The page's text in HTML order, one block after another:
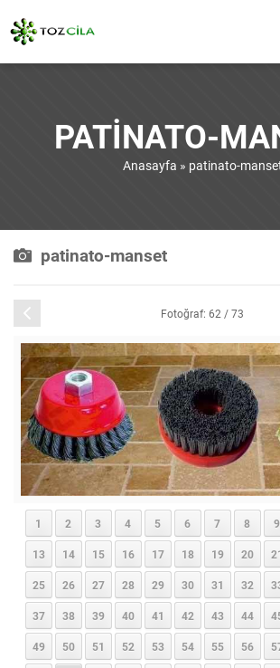
PATINATO-
Anasayfa » patinato-
patinato-manset
Fotoğraf: 62 / 73
1 2 3 4 5 6 7 8 9
13 14 15 16 17 18 19 20
25 26 27 28 29 30 31 32
37 38 39 40 41 42 43 44
49 50 51 52 53 54 55 56